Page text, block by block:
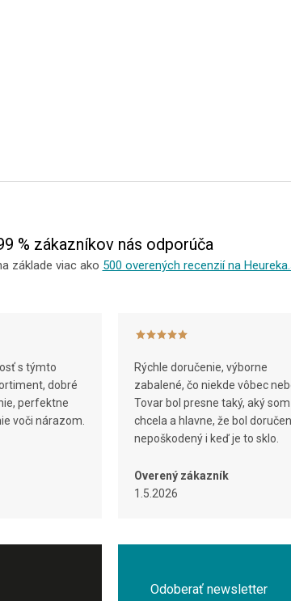
% zákazníkov nás odporúča
základe viac ako 500 overených recenzií na
s týmto
dobré
perfektne
voči nárazom.
Rýchle doručenie, výborne
zabalené, čo niekde vôbec
Tovar bol presne taký, aký som
chcela a hlavne, že bol
nepoškodený i keď je to sklo.
Overený zákazník
1.5.2026
Odoberať newsletter